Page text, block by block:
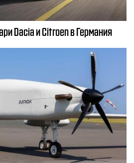
Dacia и Citroеn в Германия